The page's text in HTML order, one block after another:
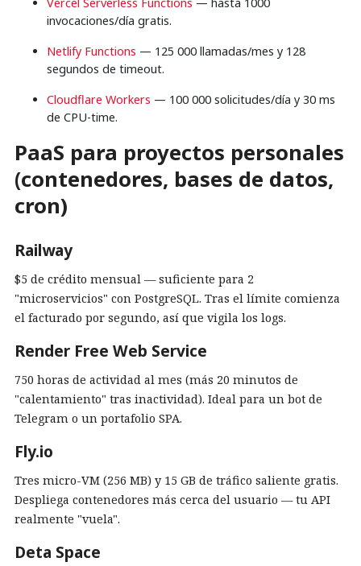
invocaciones/día gratis.
Netlify Functions — 125 000 llamadas/mes y 128
segundos de timeout.
Cloudflare Workers — 100 000 solicitudes/día y 30 ms
de CPU-time.
PaaS para proyectos personales
(contenedores, bases de datos,
cron)
Railway
$5 de crédito mensual — suficiente para 2
"microservicios" con PostgreSQL. Tras el límite comienza
el facturado por segundo, así que vigila los logs.
Render Free Web Service
750 horas de actividad al mes (más 20 minutos de
"calentamiento" tras inactividad). Ideal para un bot de
Telegram o un portafolio SPA.
Fly.io
Tres micro-VM (256 MB) y 15 GB de tráfico saliente gratis.
Despliega contenedores más cerca del usuario — tu API
realmente "vuela".
Deta Space